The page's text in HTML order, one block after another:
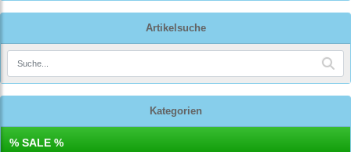
Artikelsuche
Kategorien
% SALE %